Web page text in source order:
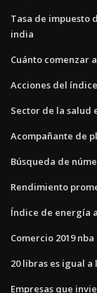
Tasa de impuesto
india
Cuánto comenzar
Acciones del
Sector de la salud
Acompañante de
Búsqueda de
Rendimiento
Índice de energía
Comercio 2019 nba
20 libras es igual
Empresas que